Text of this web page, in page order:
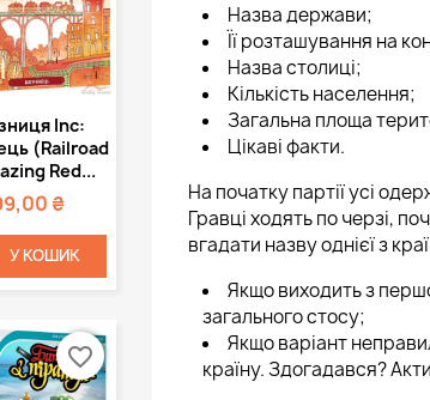
Inc:
(Railroad
Red...
₴
У КОШИК
favorite_border
Назва держави;
Її розташування на
Назва столиці;
Кількість населення;
Загальна площа
Цікаві факти.
На початку партії усі
Гравці ходять по черзі,
вгадати назву однієї з
Якщо виходить з
загального стосу;
Якщо варіант
країну. Здогадався?